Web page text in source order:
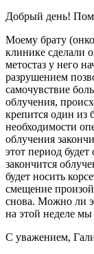
Добрый день!
Моему брату
клинике сделали
метостаз у него
разрушением
самочувствие
облучения,
крепится один из
необходимости
облучения
этот период
закончится
будет носить
смещение
снова. Можно ли
на этой неделе
С уважением,